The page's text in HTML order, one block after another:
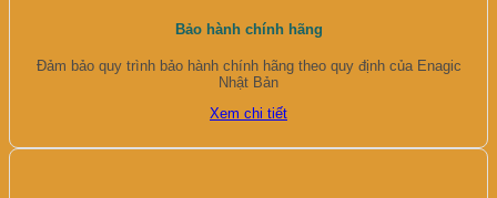
Bảo hành chính hãng
Đảm bảo quy trình bảo hành chính hãng theo quy định của Enagic
Nhật Bản
Xem chi tiết